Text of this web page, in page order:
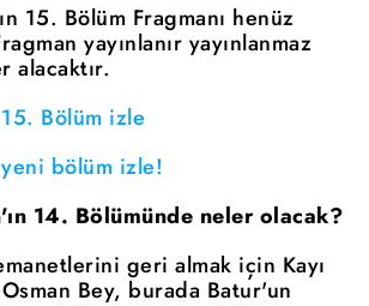
15. Bölüm Fragmanı henüz
yayınlanır yayınlanmaz
alacaktır.
Bölüm izle
bölüm izle!
14. Bölümünde neler olacak?
geri almak için Kayı
Bey, burada Batur'un